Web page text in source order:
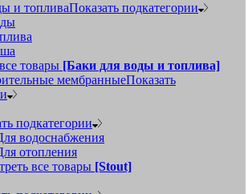
и топливаПоказать подкатегории
товары [Баки для воды и топлива]
мембранныеПоказать
подкатегории
водоснабжения
отопления
все товары [Stout]